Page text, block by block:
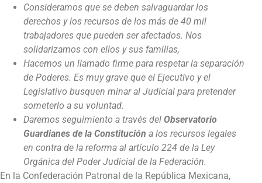
Consideramos que se deben salvaguardar los
derechos y los recursos de los más de 40 mil
trabajadores que pueden ser afectados. Nos
solidarizamos con ellos y sus familias,
Hacemos un llamado firme para respetar la separación
de Poderes. Es muy grave que el Ejecutivo y el
Legislativo busquen minar al Judicial para pretender
someterlo a su voluntad.
Daremos seguimiento a través del Observatorio
Guardianes de la Constitución a los recursos legales
en contra de la reforma al artículo 224 de la Ley
Orgánica del Poder Judicial de la Federación.
En la Confederación Patronal de la República Mexicana,